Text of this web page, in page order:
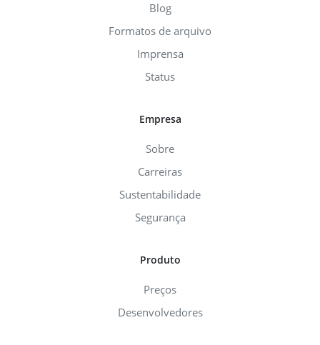
Blog
Formatos de arquivo
Imprensa
Status
Empresa
Sobre
Carreiras
Sustentabilidade
Segurança
Produto
Preços
Desenvolvedores